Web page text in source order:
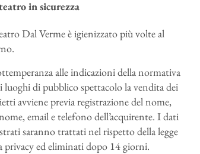
in sicurezza
Dal Verme è igienizzato più volte al
alle indicazioni della normativa
luoghi di pubblico spettacolo la vendita dei
avviene previa registrazione del nome,
email e telefono dell’acquirente. I dati
saranno trattati nel rispetto della legge
privacy ed eliminati dopo 14 giorni.